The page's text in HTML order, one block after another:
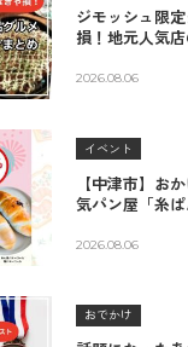
ジモッシュ限
損！地元人気
2026.08.06
イベント
【中津市】お
気パン屋「糸
♪（8/7〜8/9）
2026.08.06
おでかけ